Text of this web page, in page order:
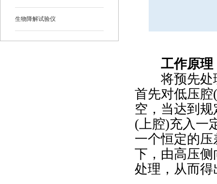
生物降解试验仪
工作原理
将预先处理
首先对低压腔
空，当达到
(上腔)充入一
一个恒定的
下，由高压
处理，从而